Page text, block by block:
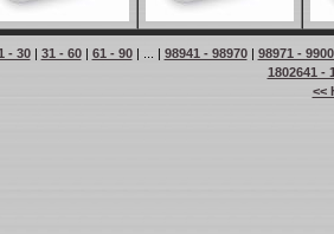
- 30| 31 - 60| 61 - 90| ... | 98941 - 98970| 98971 -
1802641 -
<<